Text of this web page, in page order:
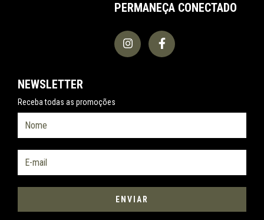
PERMANEÇA CONECTADO
NEWSLETTER
Receba todas as promoções